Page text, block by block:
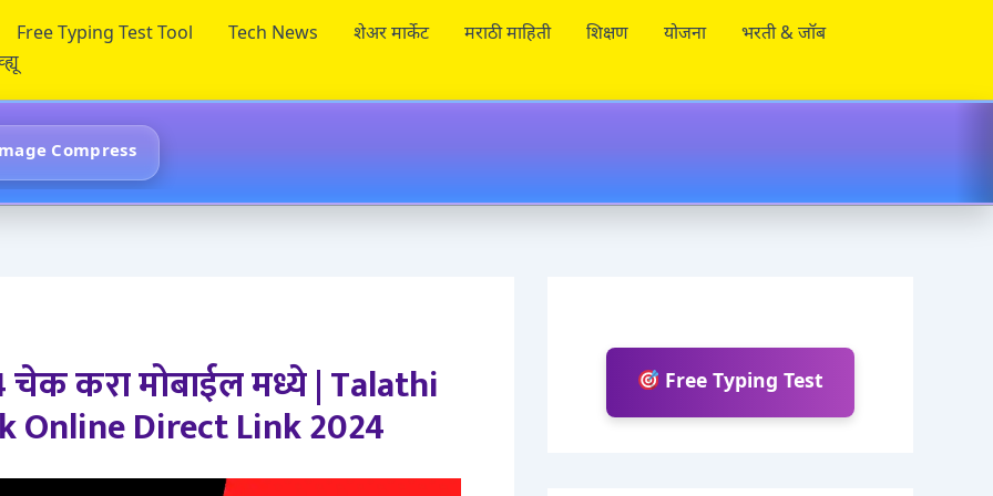
Free Typing Test Tool Tech News शेअर मार्केट मराठी माहिती शिक्षण योजना
भरती & जॉब
Compress
चेक करा मोबाईल मध्ये | Talathi
Online Direct Link 2024
Free Typing Test